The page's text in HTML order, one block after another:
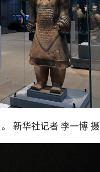
新华社记者 李一博 摄